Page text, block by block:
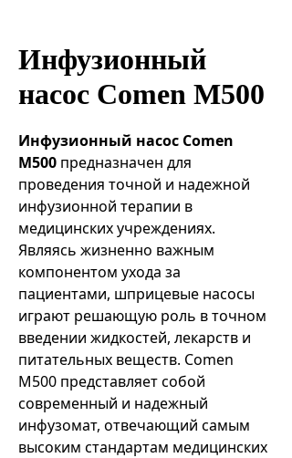
Инфузионный
насос Comen M500
Инфузионный насос Comen
M500 предназначен для
проведения точной и надежной
инфузионной терапии в
медицинских учреждениях.
Являясь жизненно важным
компонентом ухода за
пациентами, шприцевые насосы
играют решающую роль в точном
введении жидкостей, лекарств и
питательных веществ. Comen
M500 представляет собой
современный и надежный
инфузомат, отвечающий самым
высоким стандартам медицинских